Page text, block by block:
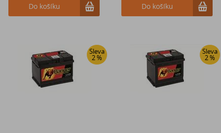
Do košíku
Do košíku
Sleva
2 %
Sleva
2 %